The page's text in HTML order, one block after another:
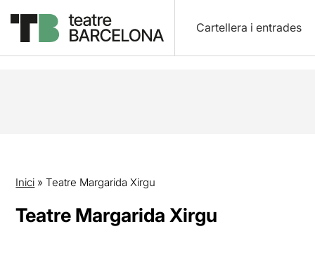
Cartellera i entrades
Inici »Teatre Margarida Xirgu
Teatre Margarida Xirgu